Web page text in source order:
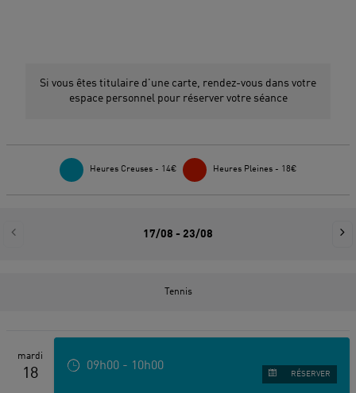
Si vous êtes titulaire d'une carte, rendez-vous dans votre
espace personnel pour réserver votre séance
Heures Creuses - 14€ Heures Pleines - 18€